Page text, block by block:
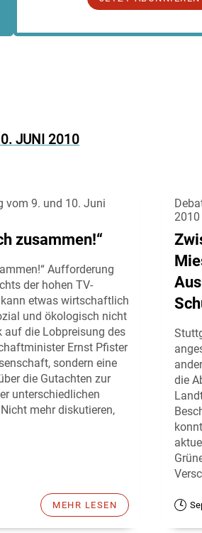
JUNI 2010
vom 9. und 10. Juni
zusammen!“
Aufforderung
der hohen TV-
etwas wirtschaftlich
und ökologisch nicht
auf die Lobpreisung des
Ernst Pfister
sondern eine
die Gutachten zur
unterschiedlichen
mehr diskutieren,
MEHR LESEN
2010
die